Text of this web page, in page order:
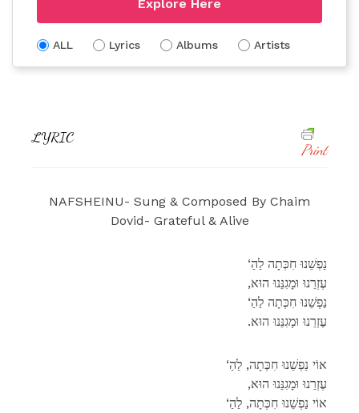
Explore Here
ALL Lyrics Albums Artists
LYRIC
Print
NAFSHEINU- Sung & Composed By Chaim
Dovid- Grateful & Alive
‘נַפְשֵׁנוּ חִכְּתָה לַהַ
,עֶזְרֵנוּ וּמָגִנֵּנוּ הוּא
‘נַפְשֵׁנוּ חִכְּתָה לַהַ
.עֶזְרֵנוּ וּמָגִנֵּנוּ הוּא
‘אוֹי נַפְשֵׁנוּ חִכְּתָה, לַהַ
,עֶזְרֵנוּ וּמָגִנֵּנוּ הוּא
‘אוֹי נַפְשֵׁנוּ חִכְּתָה, לַהַ